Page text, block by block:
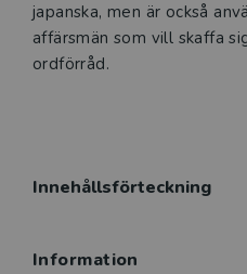
japanska, men är också
affärsmän som vill skaffa
ordförråd.
Innehållsförteckning
Information